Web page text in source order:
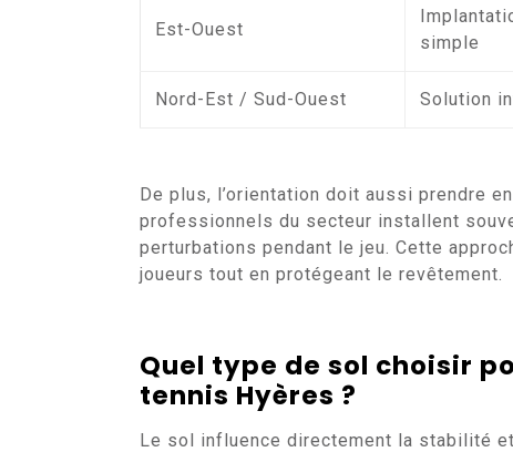
Est-Ouest
simple
Nord-Est / Sud-Ouest Solution
De plus, l’orientation doit aussi prendre
professionnels du secteur installent
perturbations pendant le jeu. Cette
joueurs tout en protégeant le revêtement.
Quel type de sol choisir
tennis Hyères ?
Le sol influence directement la stabilité